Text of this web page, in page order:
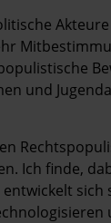
und
Ich finde,